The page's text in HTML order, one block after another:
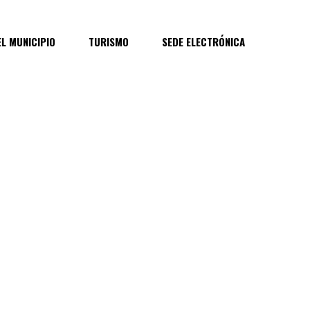
MUNICIPIO TURISMO SEDE ELECTRÓNICA